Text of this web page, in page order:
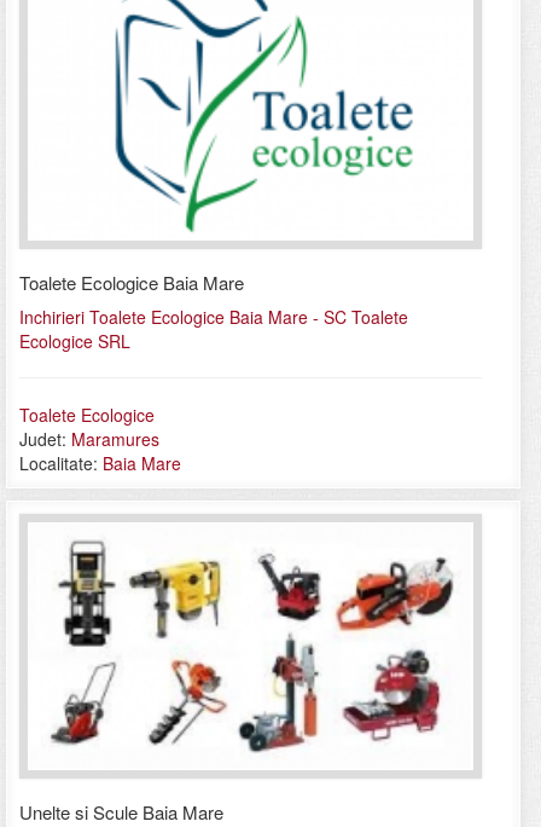
Toalete Ecologice Baia Mare
Inchirieri Toalete Ecologice Baia Mare - SC Toalete
Ecologice SRL
Toalete Ecologice
Judet: Maramures
Localitate: Baia Mare
Unelte si Scule Baia Mare